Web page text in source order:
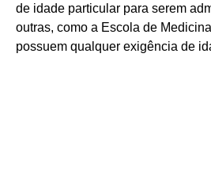
de idade particular para serem
outras, como a Escola de
possuem qualquer exigência de